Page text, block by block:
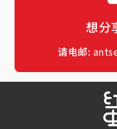
想分
请电邮: